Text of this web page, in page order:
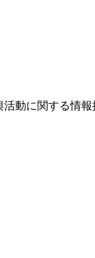
動に関する情